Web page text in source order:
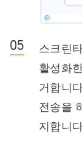
스크린
활성화
거합니
전송을
지합니